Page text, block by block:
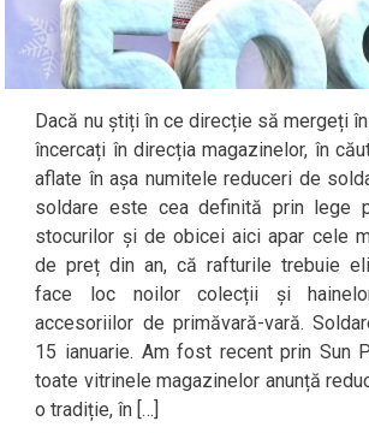
Dacă nu știți în ce direcție să mergeți
încercați în direcția magazinelor, în
aflate în așa numitele reduceri de
soldare este cea definită prin lege
stocurilor și de obicei aici apar cele
de preț din an, că rafturile trebuie
face loc noilor colecții și
accesoriilor de primăvară-vară.
15 ianuarie. Am fost recent prin Sun
toate vitrinele magazinelor anunță
o tradiție, în […]